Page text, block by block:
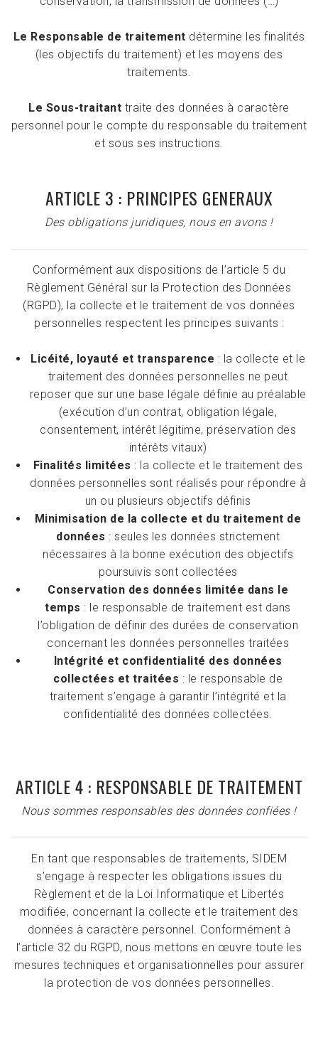
Le Responsable de traitement détermine les finalités
(les objectifs du traitement) et les moyens des
traitements.
Le Sous-traitant traite des données à caractère
personnel pour le compte du responsable du traitement
et sous ses instructions.
ARTICLE 3 : PRINCIPES GENERAUX
Des obligations juridiques, nous en avons !
Conformément aux dispositions de l’article 5 du
Règlement Général sur la Protection des Données
(RGPD), la collecte et le traitement de vos données
personnelles respectent les principes suivants :
Licéité, loyauté et transparence : la collecte et le
traitement des données personnelles ne peut
reposer que sur une base légale définie au préalable
(exécution d’un contrat, obligation légale,
consentement, intérêt légitime, préservation des
intérêts vitaux)
Finalités limitées : la collecte et le traitement des
données personnelles sont réalisés pour répondre à
un ou plusieurs objectifs définis
Minimisation de la collecte et du traitement de
données : seules les données strictement
nécessaires à la bonne exécution des objectifs
poursuivis sont collectées
Conservation des données limitée dans le
temps : le responsable de traitement est dans
l’obligation de définir des durées de conservation
concernant les données personnelles traitées
Intégrité et confidentialité des données
collectées et traitées : le responsable de
traitement s’engage à garantir l’intégrité et la
confidentialité des données collectées.
ARTICLE 4 : RESPONSABLE DE TRAITEMENT
Nous sommes responsables des données confiées !
En tant que responsables de traitements, SIDEM
s’engage à respecter les obligations issues du
Règlement et de la Loi Informatique et Libertés
modifiée, concernant la collecte et le traitement des
données à caractère personnel. Conformément à
l’article 32 du RGPD, nous mettons en œuvre toute les
mesures techniques et organisationnelles pour assurer
la protection de vos données personnelles.